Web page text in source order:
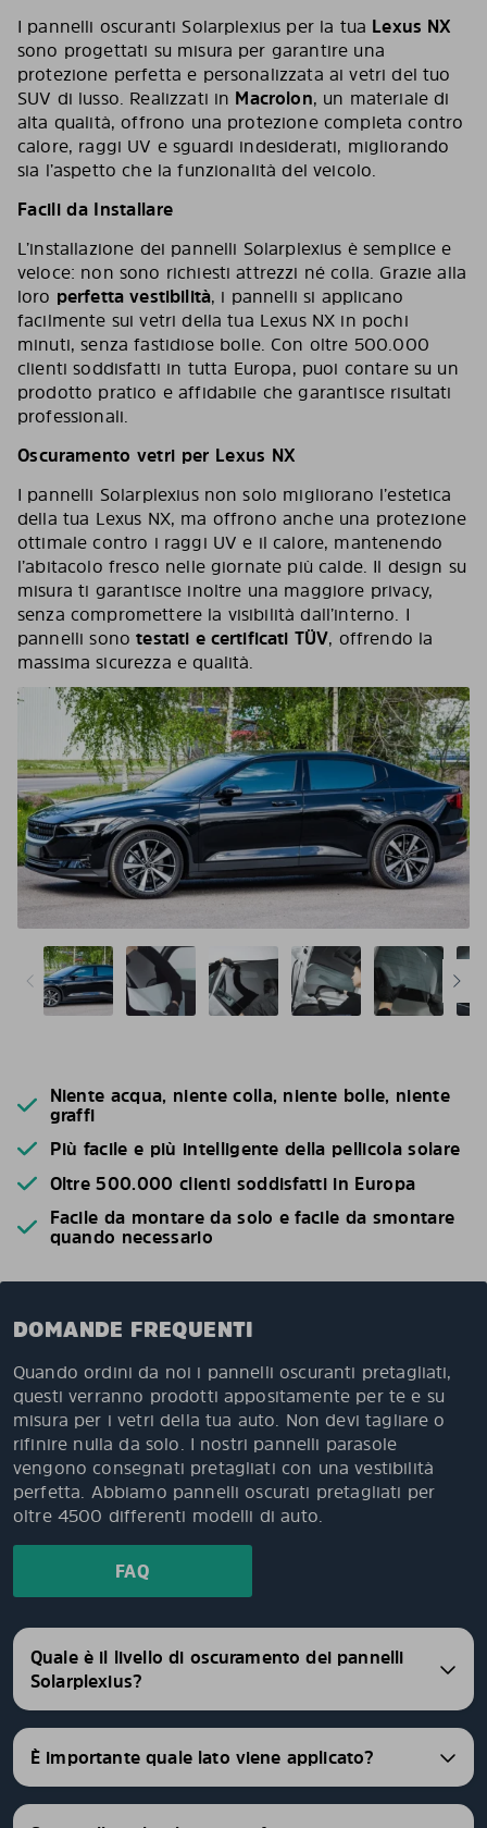
I pannelli oscuranti Solarplexius per la tua Lexus NX
sono progettati su misura per garantire una
protezione perfetta e personalizzata ai vetri del tuo
SUV di lusso. Realizzati in Macrolon, un materiale di
alta qualità, offrono una protezione completa contro
calore, raggi UV e sguardi indesiderati, migliorando
sia l’aspetto che la funzionalità del veicolo.
Facili da Installare
L’installazione dei pannelli Solarplexius è semplice e
veloce: non sono richiesti attrezzi né colla. Grazie alla
loro perfetta vestibilità, i pannelli si applicano
facilmente sui vetri della tua Lexus NX in pochi
minuti, senza fastidiose bolle. Con oltre 500.000
clienti soddisfatti in tutta Europa, puoi contare su un
prodotto pratico e affidabile che garantisce risultati
professionali.
Oscuramento vetri per Lexus NX
I pannelli Solarplexius non solo migliorano l’estetica
della tua Lexus NX, ma offrono anche una protezione
ottimale contro i raggi UV e il calore, mantenendo
l’abitacolo fresco nelle giornate più calde. Il design su
misura ti garantisce inoltre una maggiore privacy,
senza compromettere la visibilità dall’interno. I
pannelli sonotestati e certificati TÜV, offrendo la
massima sicurezza e qualità.
Niente acqua, niente colla, niente bolle, niente
graffi
Più facile e più intelligente della pellicola solare
Oltre 500.000 clienti soddisfatti in Europa
Facile da montare da solo e facile da smontare
quando necessario
DOMANDE FREQUENTI
Quando ordini da noi i pannelli oscuranti pretagliati,
questi verranno prodotti appositamente per te e su
misura per i vetri della tua auto. Non devi tagliare o
rifinire nulla da solo. I nostri pannelli parasole
vengono consegnati pretagliati con una vestibilità
perfetta. Abbiamo pannelli oscurati pretagliati per
oltre 4500 differenti modelli di auto.
FAQ
Quale è il livello di oscuramento dei pannelli
Solarplexius?
È importante quale lato viene applicato?